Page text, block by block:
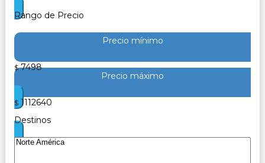
Rango de Precio
Precio mínimo
$ 7498
Precio máximo
$ 1112640
Destinos